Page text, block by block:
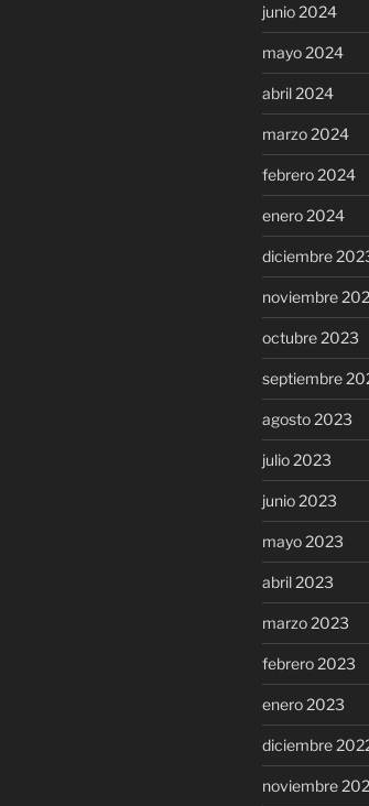
junio 2024
mayo 2024
abril 2024
marzo 2024
febrero 2024
enero 2024
diciembre
noviembre
octubre 2023
septiembre
agosto 2023
julio 2023
junio 2023
mayo 2023
abril 2023
marzo 2023
febrero 2023
enero 2023
diciembre
noviembre